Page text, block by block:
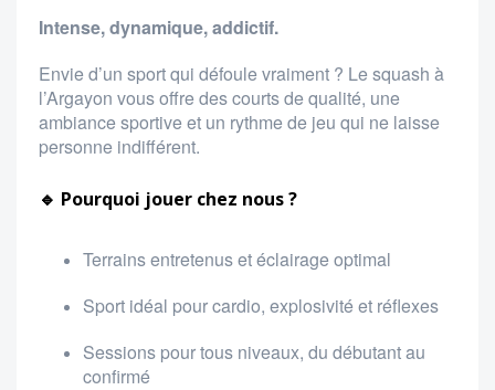
Intense, dynamique, addictif.
Envie d’un sport qui défoule vraiment ? Le squash à
l’Argayon vous offre des courts de qualité, une
ambiance sportive et un rythme de jeu qui ne laisse
personne indifférent.
🔹 Pourquoi jouer chez nous ?
Terrains entretenus et éclairage optimal
Sport idéal pour cardio, explosivité et réflexes
Sessions pour tous niveaux, du débutant au
confirmé